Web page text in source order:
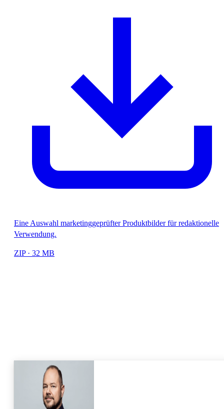
Eine Auswahl marketinggeprüfter Produktbilder für redaktionelle
Verwendung.
ZIP · 32 MB